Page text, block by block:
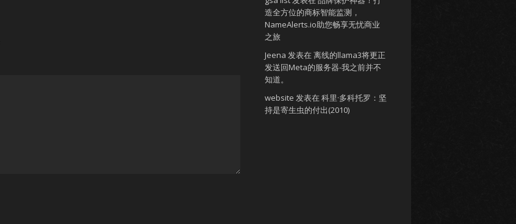
造全方位的商标智能监测，
NameAlerts.io助您畅享无忧商业
之旅
Jeena 发表在 离线的llama3将更正
发送回Meta的服务器-我之前并不
知道。
website 发表在 科里·多科托罗：坚
持是寄生虫的付出(2010)